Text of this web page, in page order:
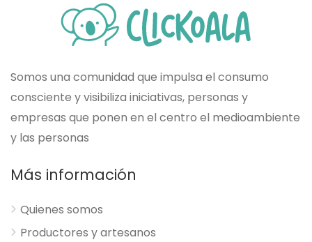
Somos una comunidad que impulsa el consumo
consciente y visibiliza iniciativas, personas y
empresas que ponen en el centro el medioambiente
y las personas
Más información
Quienes somos
Productores y artesanos